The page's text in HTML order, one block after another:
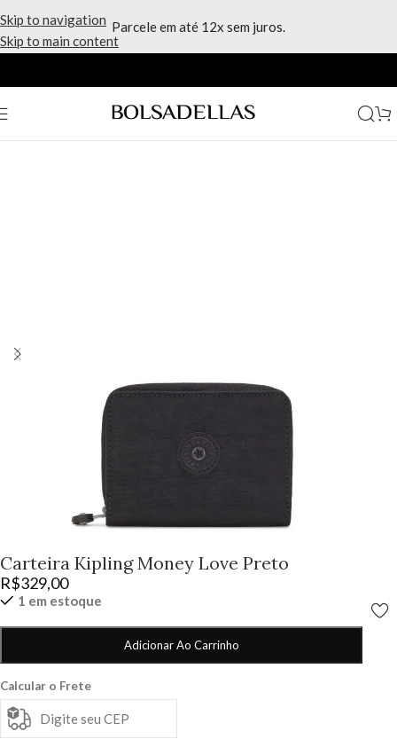
Skip to navigation
Skip to main content
Parcele em até 12x sem juros.
Carteira Kipling Money Love Preto
R$329,00
1 em estoque
Adicionar Ao Carrinho
Calcular o Frete